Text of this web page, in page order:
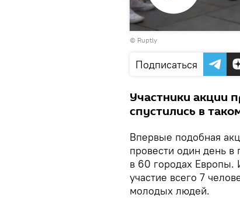
Воспроизвести
© Ruptly
Подписаться
Участники акции
спустились в
Впервые подобная
провести один день в
в 60 городах Европы.
участие всего 7
молодых людей.